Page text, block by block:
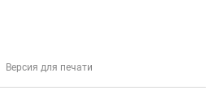
Версия для печати